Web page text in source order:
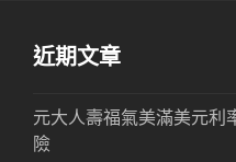
近期文章
元大人壽福氣美滿美元利
險